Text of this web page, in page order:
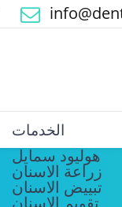
الخدمات
هوليود سمايل
زراعة الاسنان
تبييض الاسنان